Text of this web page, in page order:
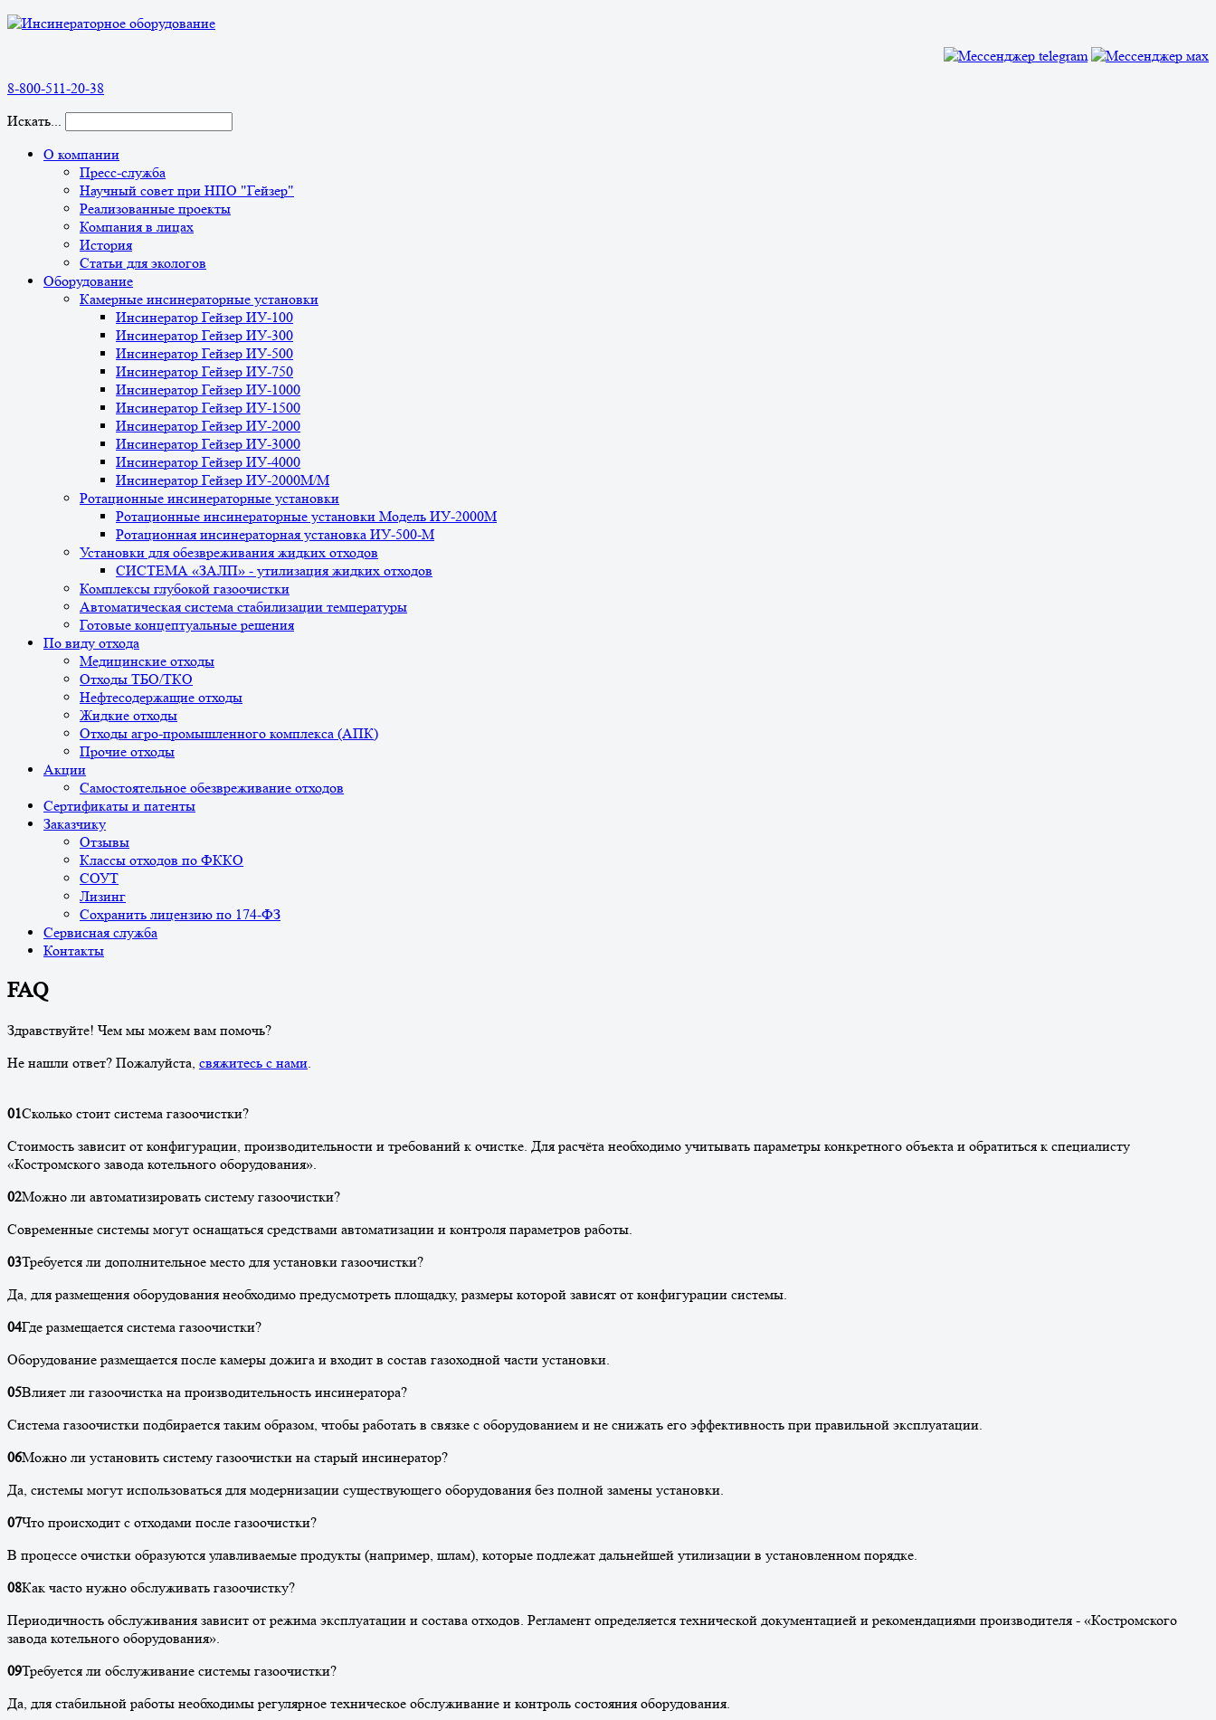
8-800-511-20-38
Искать...
О компании
Пресс-служба
Научный совет при НПО "Гейзер"
Реализованные проекты
Компания в лицах
История
Статьи для экологов
Оборудование
Камерные инсинераторные установки
Инсинератор Гейзер ИУ-100
Инсинератор Гейзер ИУ-300
Инсинератор Гейзер ИУ-500
Инсинератор Гейзер ИУ-750
Инсинератор Гейзер ИУ-1000
Инсинератор Гейзер ИУ-1500
Инсинератор Гейзер ИУ-2000
Инсинератор Гейзер ИУ-3000
Инсинератор Гейзер ИУ-4000
Инсинератор Гейзер ИУ-2000М/М
Ротационные инсинераторные установки
Ротационные инсинераторные установки Модель ИУ-2000М
Ротационная инсинераторная установка ИУ-500-М
Установки для обезвреживания жидких отходов
СИСТЕМА «ЗАЛП» - утилизация жидких отходов
Комплексы глубокой газоочистки
Автоматическая система стабилизации температуры
Готовые концептуальные решения
По виду отхода
Медицинские отходы
Отходы ТБО/ТКО
Нефтесодержащие отходы
Жидкие отходы
Отходы агро-промышленного комплекса (АПК)
Прочие отходы
Акции
Самостоятельное обезвреживание отходов
Сертификаты и патенты
Заказчику
Отзывы
Классы отходов по ФККО
СОУТ
Лизинг
Сохранить лицензию по 174-ФЗ
Сервисная служба
Контакты
FAQ
Здравствуйте! Чем мы можем вам помочь?
Не нашли ответ? Пожалуйста, свяжитесь с нами.
01Сколько стоит система газоочистки?
Стоимость зависит от конфигурации, производительности и требований к очистке. Для расчёта необходимо учитывать параметры конкретного объекта и обратиться к специалисту
«Костромского завода котельного оборудования».
02Можно ли автоматизировать систему газоочистки?
Современные системы могут оснащаться средствами автоматизации и контроля параметров работы.
03Требуется ли дополнительное место для установки газоочистки?
Да, для размещения оборудования необходимо предусмотреть площадку, размеры которой зависят от конфигурации системы.
04Где размещается система газоочистки?
Оборудование размещается после камеры дожига и входит в состав газоходной части установки.
05Влияет ли газоочистка на производительность инсинератора?
Система газоочистки подбирается таким образом, чтобы работать в связке с оборудованием и не снижать его эффективность при правильной эксплуатации.
06Можно ли установить систему газоочистки на старый инсинератор?
Да, системы могут использоваться для модернизации существующего оборудования без полной замены установки.
07Что происходит с отходами после газоочистки?
В процессе очистки образуются улавливаемые продукты (например, шлам), которые подлежат дальнейшей утилизации в установленном порядке.
08Как часто нужно обслуживать газоочистку?
Периодичность обслуживания зависит от режима эксплуатации и состава отходов. Регламент определяется технической документацией и рекомендациями производителя - «Костромского
завода котельного оборудования».
09Требуется ли обслуживание системы газоочистки?
Да, для стабильной работы необходимы регулярное техническое обслуживание и контроль состояния оборудования.